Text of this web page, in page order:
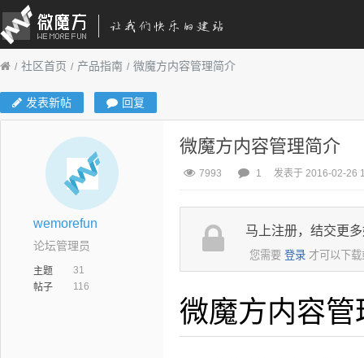
社区首页 产品指南 微魔方内容管理简介
发表新帖 回复
wemorefun
论坛管理员
主题
31
帖子
116
微魔方内容管理简介
7993 1 发表于 2016-02-26
马上注册，结交更
您需要 登录 才可以下
微魔方内容管